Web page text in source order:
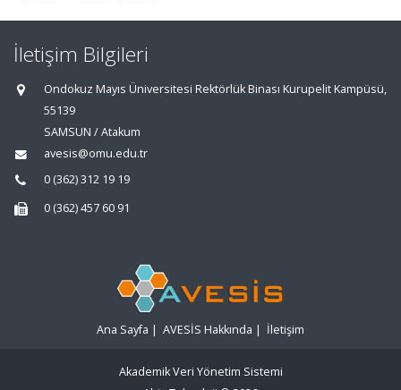
İletişim Bilgileri
Ondokuz Mayıs Üniversitesi Rektörlük Binası Kurupelit Kampüsü,
55139
SAMSUN / Atakum
avesis@omu.edu.tr
0 (362) 312 19 19
0 (362) 457 60 91
Ana Sayfa | AVESİS Hakkında | İletişim
Akademik Veri Yönetim Sistemi